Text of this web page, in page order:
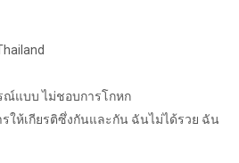
แบบ ไม่ชอบการโกหก
ให้เกียรติซึ่งกันและกัน ฉันไม่ได้รวย ฉัน